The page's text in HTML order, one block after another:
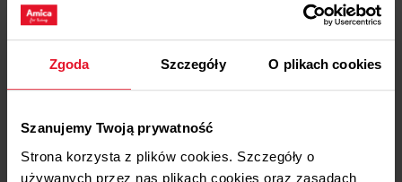
Zgoda Szczegóły O plikach cookies
Szanujemy Twoją prywatność
Strona korzysta z plików cookies. Szczegóły o
używanych przez nas plikach cookies oraz zasadach
Wyczyść